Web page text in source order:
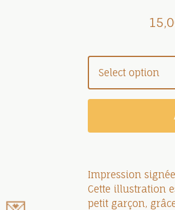
Impression
Cette illustration
petit garçon,